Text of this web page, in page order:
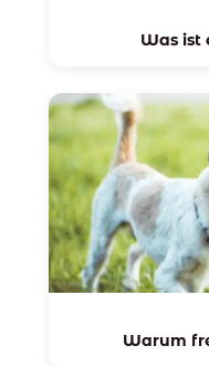
Was ist
Warum